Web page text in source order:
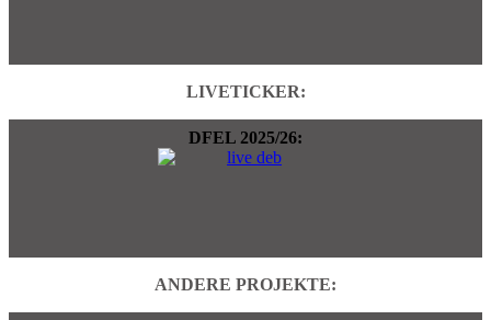
LIVETICKER:
DFEL 2025/26:
ANDERE PROJEKTE: